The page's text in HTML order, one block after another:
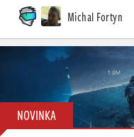
Michal Fortyn
NOVINKA